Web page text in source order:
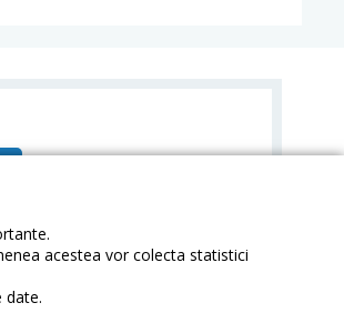
acestea vor colecta statistici
date.